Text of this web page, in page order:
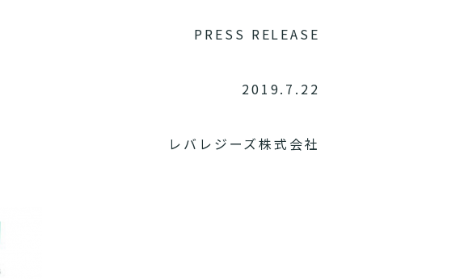
PRESS RELEASE
2019.7.22
レバレジーズ株式会社